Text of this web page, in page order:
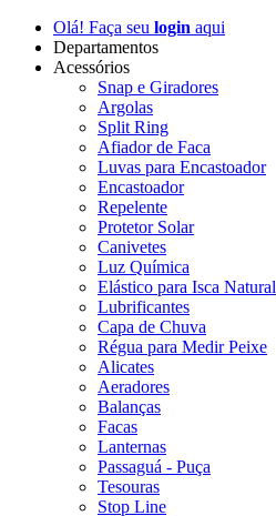
Olá! Faça seu login aqui
Departamentos
Acessórios
Snap e Giradores
Argolas
Split Ring
Afiador de Faca
Luvas para Encastoador
Encastoador
Repelente
Protetor Solar
Canivetes
Luz Química
Elástico para Isca Natural
Lubrificantes
Capa de Chuva
Régua para Medir Peixe
Alicates
Aeradores
Balanças
Facas
Lanternas
Passaguá - Puça
Tesouras
Stop Line